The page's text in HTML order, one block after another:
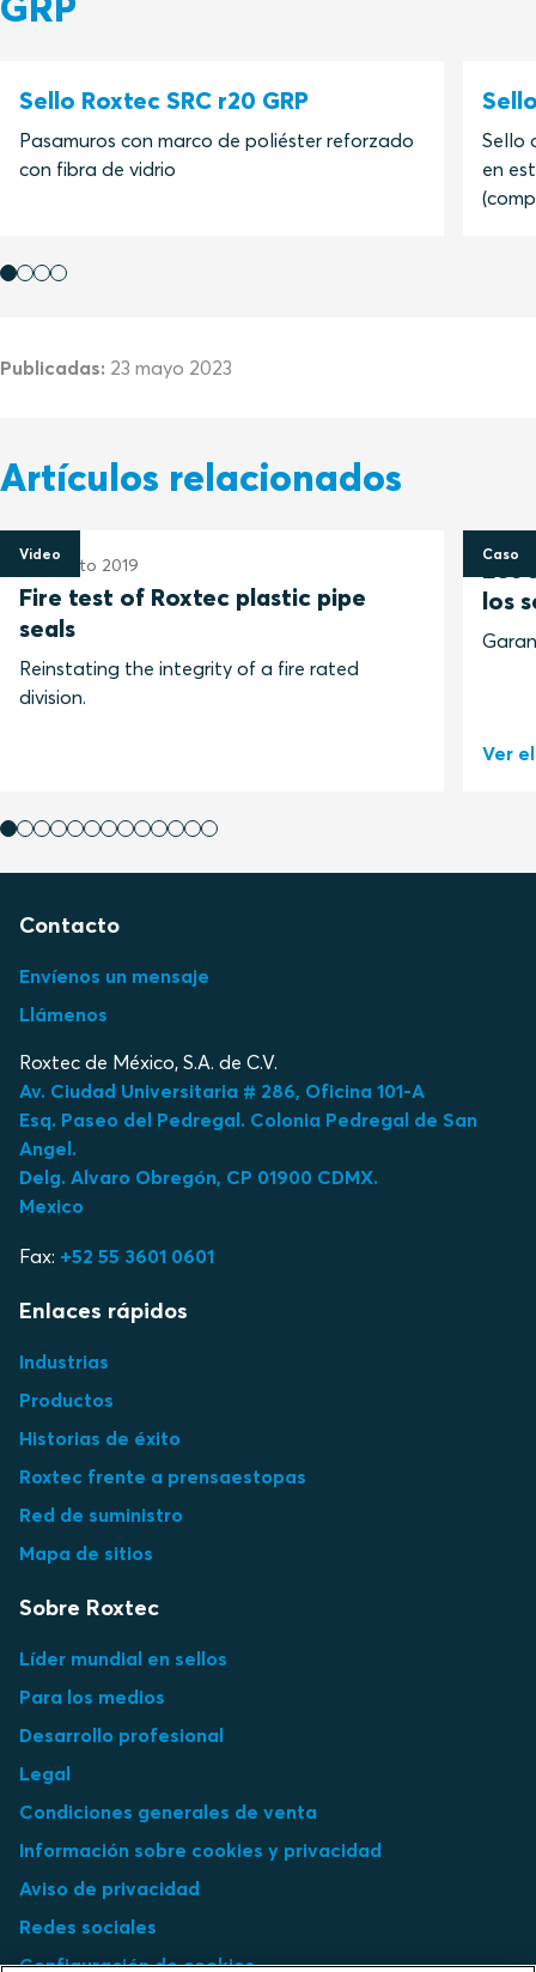
Sello Roxtec SRC r20 GRP
Pasamuros con marco de poliéster reforzado
con fibra de vidrio
Sello
en
Publicadas: 23 mayo 2023
Artículos relacionados
Video
16 agosto 2019
Fire test of Roxtec plastic pipe
seals
Reinstating the integrity of a fire rated
division.
Caso
Los
los
Ver
Contacto
Envíenos un mensaje
Llámenos
Roxtec de México, S.A. de C.V.
Av. Ciudad Universitaria # 286, Oficina 101-A
Esq. Paseo del Pedregal. Colonia Pedregal de San
Angel.
Delg. Alvaro Obregón, CP 01900 CDMX.
Mexico
Fax: +52 55 3601 0601
Enlaces rápidos
Industrias
Productos
Historias de éxito
Roxtec frente a prensaestopas
Red de suministro
Mapa de sitios
Sobre Roxtec
Líder mundial en sellos
Para los medios
Desarrollo profesional
Legal
Condiciones generales de venta
Información sobre cookies y privacidad
Aviso de privacidad
Redes sociales
Configuración de cookies